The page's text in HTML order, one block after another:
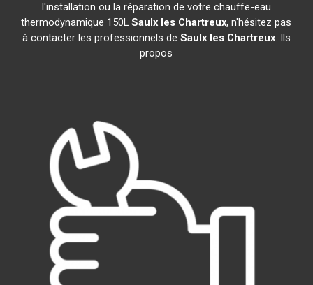
l'installation ou la réparation de votre chauffe-eau
thermodynamique 150LSaulx les Chartreux, n'hésitez pas
à contacter les professionnels de Saulx les Chartreux. Ils
propos